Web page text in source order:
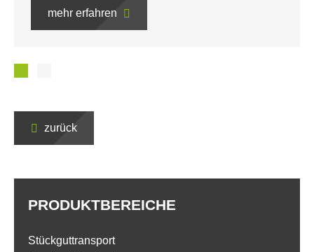
zurück
PRODUKTBEREICHE
Stückguttransport